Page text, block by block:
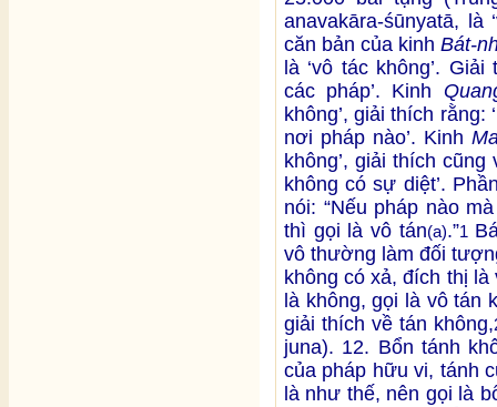
anavakāra-śūnyatā, là
căn bản của kinh Bát-
là ‘vô tác không’.
các pháp’. Kinh
không’, giải thích rằng:
nơi pháp nào’. Kinh
không’, giải thích
không có sự diệt’.
nói: “Nếu pháp nào
thì gọi là vô tán(a).”1
vô thường làm đối
không có xả, đích thị là
là không, gọi là vô tán
giải thích về tán không,
juna). 12. Bổn tánh
của pháp hữu vi, tánh
là như thế, nên gọi là